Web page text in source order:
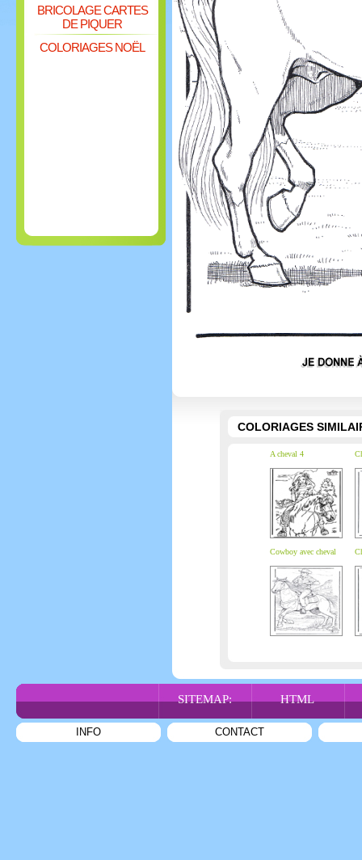
BRICOLAGE CARTES
DE PIQUER
COLORIAGES NOËL
COLORIAGES
A cheval 4
Cowboy avec cheval
SITEMAP: HTML
INFO CONTACT